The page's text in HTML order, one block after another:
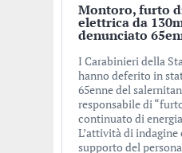
Montoro, furto
elettrica da
denunciato
I Carabinieri della
hanno deferito in
65enne del
responsabile di
continuato di
L’attività di
supporto del